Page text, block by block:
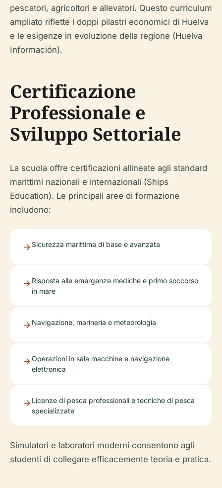
pescatori, agricoltori e allevatori. Questo curriculum
ampliato riflette i doppi pilastri economici di Huelva
e le esigenze in evoluzione della regione (Huelva
Información).
Certificazione
Professionale e
Sviluppo Settoriale
La scuola offre certificazioni allineate agli standard
marittimi nazionali e internazionali (Ships
Education). Le principali aree di formazione
includono:
Sicurezza marittima di base e avanzata
Risposta alle emergenze mediche e primo soccorso
in mare
Navigazione, marineria e meteorologia
Operazioni in sala macchine e navigazione
elettronica
Licenze di pesca professionali e tecniche di pesca
specializzate
Simulatori e laboratori moderni consentono agli
studenti di collegare efficacemente teoria e pratica.